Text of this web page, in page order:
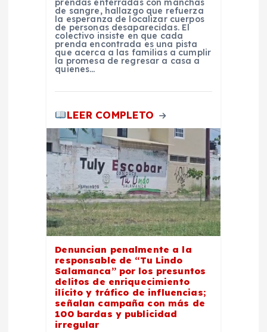
prendas enterradas con manchas
de sangre, hallazgo que refuerza
la esperanza de localizar cuerpos
de personas desaparecidas. El
colectivo insiste en que cada
prenda encontrada es una pista
que acerca a las familias a cumplir
la promesa de regresar a casa a
quienes…
LEER COMPLETO
Denuncian penalmente a la
responsable de “Tu Lindo
Salamanca” por los presuntos
delitos de enriquecimiento
ilícito y tráfico de influencias;
señalan campaña con más de
100 bardas y publicidad
irregular